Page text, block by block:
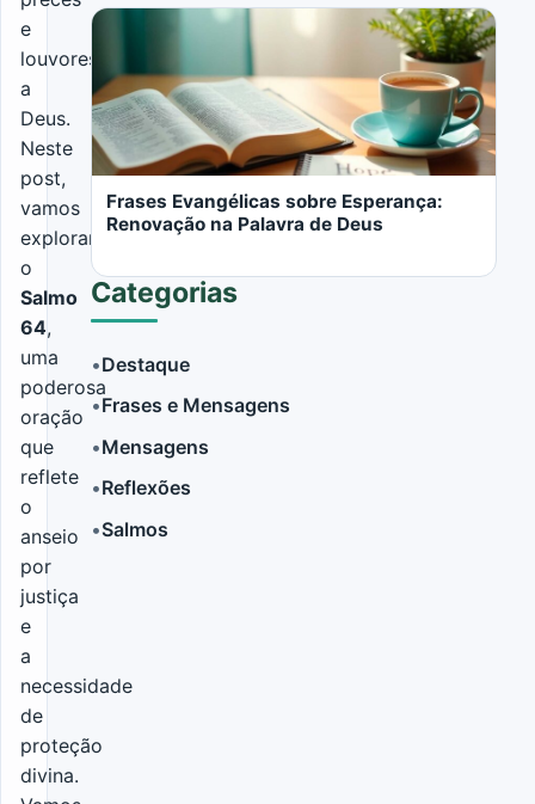
e
louvores
a
Deus.
Neste
post,
vamos
explorar
o
Salmo
64,
uma
poderosa
oração
que
reflete
o
anseio
por
justiça
e
a
necessidade
de
proteção
divina.
LER MAIS
Frases Evangélicas sobre Esperança:
Renovação na Palavra de Deus
LER MAIS
Categorias
•Destaque
•Frases e Mensagens
•Mensagens
•Reflexões
•Salmos